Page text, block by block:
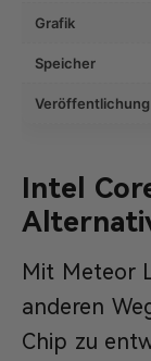
Grafik
Speicher
Veröffentlichung
Intel
Mit Meteor
anderen
Chip zu